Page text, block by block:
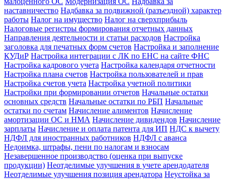
наставничество Надбавка за подвижной (разъездной) характер
работы Налог на имущество Налог на сверхприбыль
Налоговые регистры формирования отчетных данных
Направления деятельности и статьи расходов Настройка
заголовка для печатных форм счетов Настройка и заполнение
КУДиР Настройка интеграции с ЛК по ЕНС на сайте ФНС
Настройка кадрового учета Настройка календаря отчетности
Настройка плана счетов Настройка пользователей и прав
Настройка счетов учета Настройка учетной политики
Настройки при формировании отчетов Начальные остатки
основных средств Начальные остатки по РБП Начальные
остатки по счетам Начисление алиментов Начисление
амортизации ОС и НМА Начисление дивидендов Начисление
зарплаты Начисление и оплата патента для ИП НДС к вычету
НДФЛ для иностранных работников НДФЛ с аванса
Недоимка, штрафы, пени по налогам и взносам
Незавершенное производство (оценка при выпуске
продукции) Неотделимые улучшения в учете арендодателя
Неотделимые улучшения позиция арендатора Неустойка за